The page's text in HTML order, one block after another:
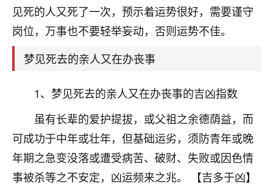
见死的人又死了一次，预示着运势很好，需要谨守
岗位，万事也不要轻举妄动，否则运势不佳。
梦见死去的亲人又在办丧事
1、梦见死去的亲人又在办丧事的吉凶指数
虽有长辈的爱护提拔，或父祖之余德荫益，而
可成功于中年或壮年，但基础运劣，须防青年或晚
年期之急变没落或遭受病苦、破财、失败或因色情
事被杀等之不安定，凶运频来之兆。 【吉多于凶】